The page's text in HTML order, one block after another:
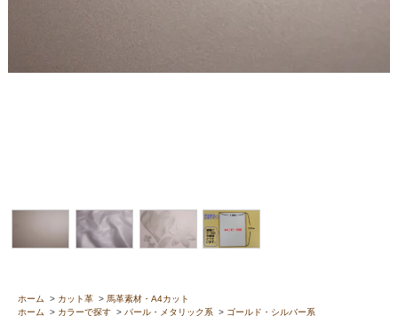
ホーム > カット革 > 馬革素材・A4カット
ホーム
> カラーで探す > パール・メタリック系 > ゴールド・シルバー系